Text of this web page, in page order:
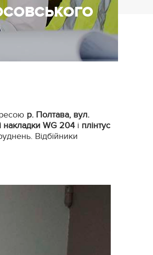
р. Полтава, вул.
накладки WG 204 і плінтус
Відбійники